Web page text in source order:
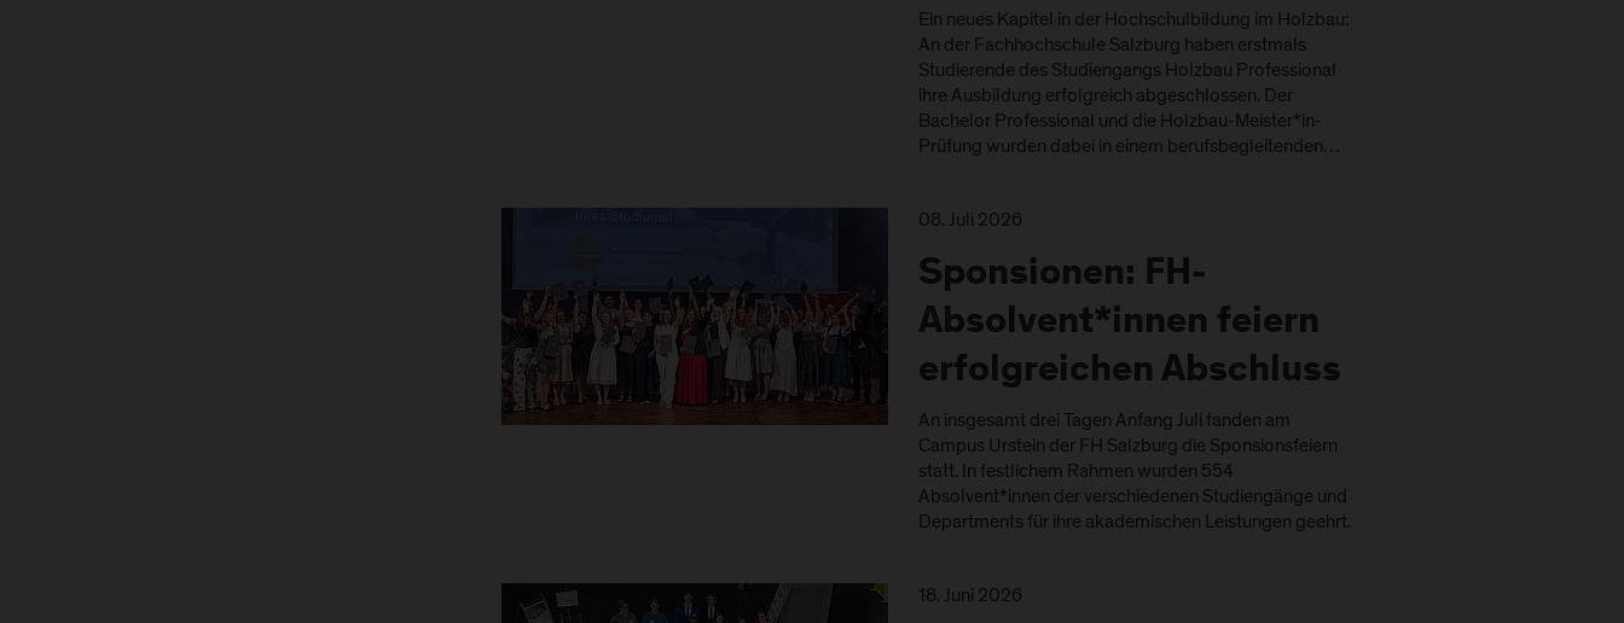
Ein neues Kapitel in der Hochschulbildung im Holzbau:
An der Fachhochschule Salzburg haben erstmals
Studierende des Studiengangs Holzbau Professional
ihre Ausbildung erfolgreich abgeschlossen. Der
Bachelor Professional und die Holzbau-Meister*in-
Prüfung wurden dabei in einem berufsbegleitenden…
08. Juli 2026
Sponsionen: FH-
Absolvent*innen feiern
erfolgreichen Abschluss
An insgesamt drei Tagen Anfang Juli fanden am
Campus Urstein der FH Salzburg die Sponsionsfeiern
statt. In festlichem Rahmen wurden 554
Absolvent*innen der verschiedenen Studiengänge und
Departments für ihre akademischen Leistungen geehrt.
18. Juni 2026